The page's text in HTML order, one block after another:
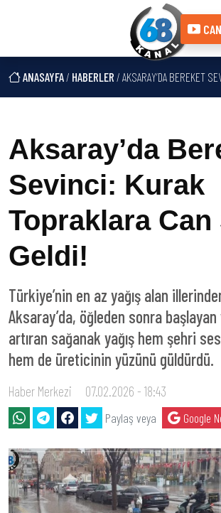
ANASAYFA/ HABERLER / AKSARAY’DA BEREKET SEVINCI:
Aksaray’da
Sevinci: Kurak
Topraklara Can
Geldi!
Türkiye’nin en az yağış alan
Aksaray’da, öğleden sonra
artıran sağanak yağış hem şehri
hem de üreticinin yüzünü güldürdü.
Haber Merkezi 07.02.2026 - 18:43
Paylaş veya Google